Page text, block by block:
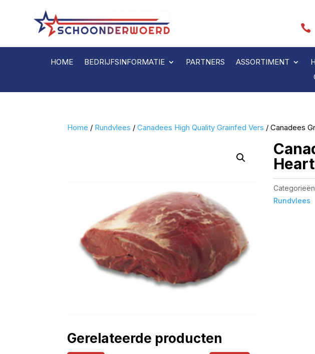

HOME BEDRIJFSINFORMATIE PARTNERS ASSORTIMENT
Home / Rundvlees /Canadees High Quality Grainfed Vers / Canadees
Rundvlees
Gerelateerde producten